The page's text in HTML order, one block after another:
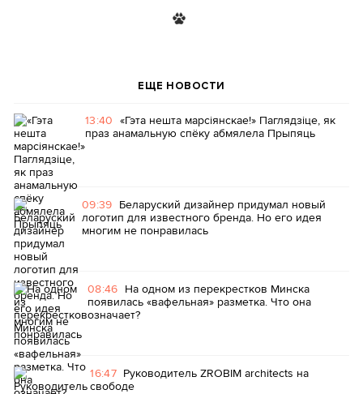
ЕЩЕ НОВОСТИ
13:40 «Гэта нешта марсіянскае!» Паглядзіце, як
праз анамальную спёку абмялела Прыпяць
09:39 Беларуский дизайнер придумал новый
логотип для известного бренда. Но его идея
многим не понравилась
08:46 На одном из перекрестков Минска
появилась «вафельная» разметка. Что она
означает?
16:47 Руководитель ZROBIM architects на
свободе